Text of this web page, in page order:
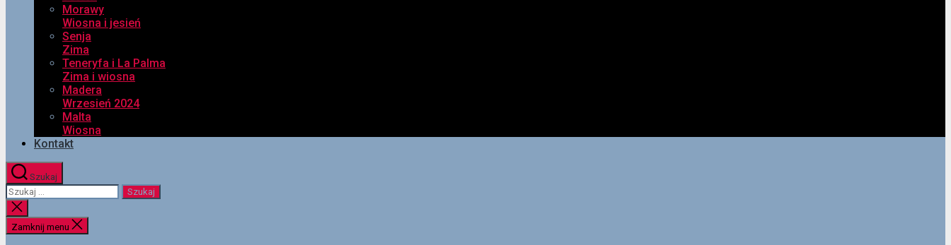
Morawy
Wiosna i jesień
Senja
Zima
Teneryfa i La Palma
Zima i wiosna
Madera
Wrzesień 2024
Malta
Wiosna
Kontakt
Szukaj
Szukaj:
Zamknij
wyszukiwanie
Zamknij menu